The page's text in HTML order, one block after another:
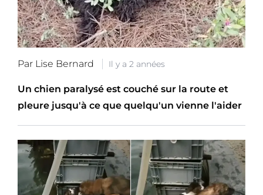
Par Lise Bernard Il y a 2 années
Un chien paralysé est couché sur la route et
pleure jusqu'à ce que quelqu'un vienne l'aider